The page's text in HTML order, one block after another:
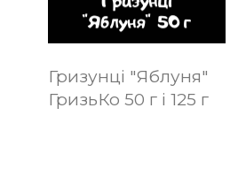
Гризунці "Яблуня"
ГризьКо 50 г і 125 г